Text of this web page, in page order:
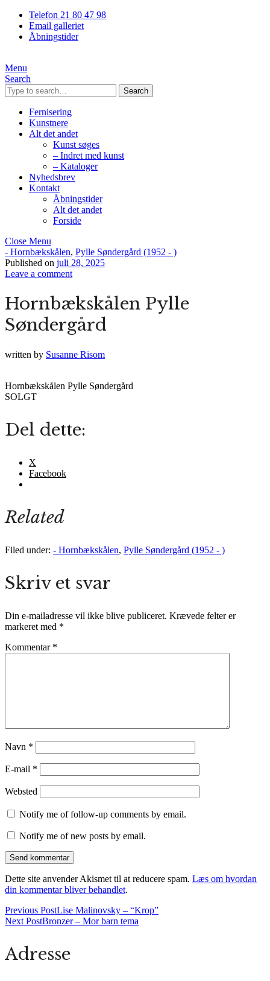
Telefon 21 80 47 98
Email galleriet
Åbningstider
Menu
Search
Search
Fernisering
Kunstnere
Alt det andet
Kunst søges
– Indret med kunst
– Kataloger
Nyhedsbrev
Kontakt
Åbningstider
Alt det andet
Forside
Close Menu
- Hornbækskålen, Pylle Søndergård (1952 - )
Published on juli 28, 2025
Leave a comment
Hornbækskålen Pylle
Søndergård
written by Susanne Risom
Hornbækskålen Pylle Søndergård
SOLGT
Del dette:
X
Facebook
Related
Filed under: - Hornbækskålen, Pylle Søndergård (1952 - )
Skriv et svar
Din e-mailadresse vil ikke blive publiceret. Krævede felter er
markeret med *
Kommentar *
Navn *
E-mail *
Websted
Notify me of follow-up comments by email.
Notify me of new posts by email.
Dette site anvender Akismet til at reducere spam. Læs om hvordan
din kommentar bliver behandlet.
Previous PostLise Malinovsky – “Krop”
Next PostBronzer – Mor barn tema
Adresse